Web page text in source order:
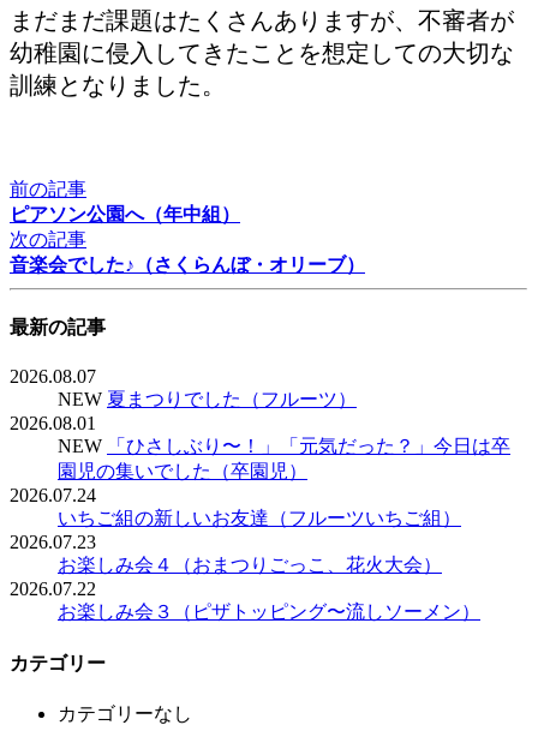
まだまだ課題はたくさんありますが、不審者が
幼稚園に侵入してきたことを想定しての大切な
訓練となりました。
前の記事
ピアソン公園へ（年中組）
次の記事
音楽会でした♪（さくらんぼ・オリーブ）
最新の記事
2026.08.07
NEW 夏まつりでした（フルーツ）
2026.08.01
NEW
「ひさしぶり〜！」「元気だった？」今日は卒
園児の集いでした（卒園児）
2026.07.24
いちご組の新しいお友達（フルーツいちご組）
2026.07.23
お楽しみ会４（おまつりごっこ、花火大会）
2026.07.22
お楽しみ会３（ピザトッピング〜流しソーメン）
カテゴリー
カテゴリーなし